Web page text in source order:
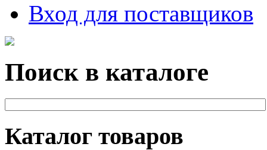
Вход для поставщиков
Поиск в каталоге
Каталог товаров